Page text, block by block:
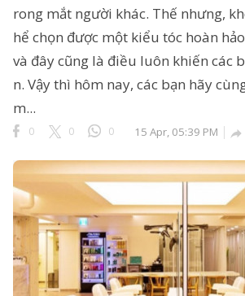
rong mắt người khác. Thế nhưng,
hể chọn được một kiểu tóc hoàn
và đây cũng là điều luôn khiến các
n. Vậy thì hôm nay, các bạn hãy
m...
0 0 0 15 Apr, 05:39 PM 